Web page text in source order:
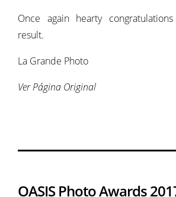
Once again hearty
result.
La Grande Photo
Ver Página Original
OASIS Photo Awards